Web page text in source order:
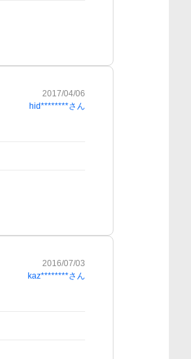
2017/04/06
hid********さん
2016/07/03
kaz********さん